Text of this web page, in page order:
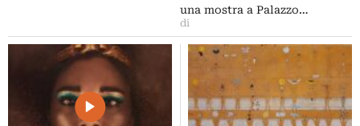
una mostra a Palazzo…
di